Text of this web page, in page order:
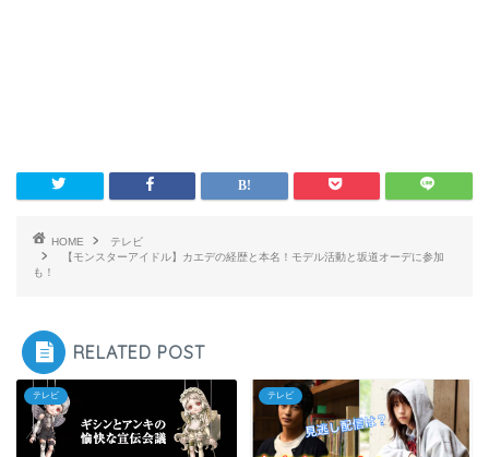
HOME
テレビ
【モンスターアイドル】カエデの経歴と本名！モデル活動と坂道オーデに参加
も！
RELATED POST
テレビ テレビ